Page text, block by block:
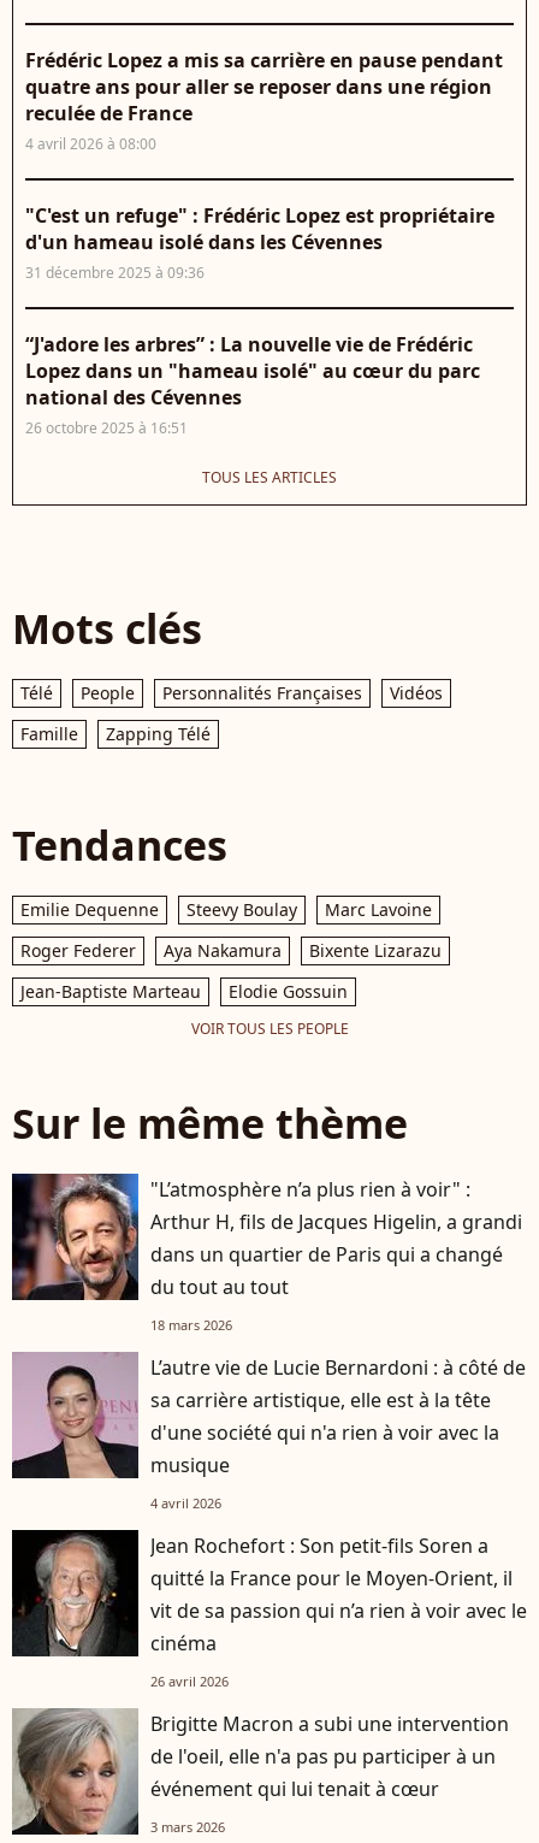
Frédéric Lopez a mis sa carrière en pause pendant
quatre ans pour aller se reposer dans une région
reculée de France
4 avril 2026 à 08:00
"C'est un refuge" : Frédéric Lopez est propriétaire
d'un hameau isolé dans les Cévennes
31 décembre 2025 à 09:36
“J'adore les arbres” : La nouvelle vie de Frédéric
Lopez dans un "hameau isolé" au cœur du parc
national des Cévennes
26 octobre 2025 à 16:51
TOUS LES ARTICLES
Mots clés
Télé People Personnalités Françaises
Vidéos
Famille
Zapping Télé
Tendances
Emilie Dequenne Steevy Boulay
Marc Lavoine
Roger Federer
Aya Nakamura
Bixente Lizarazu
Jean-Baptiste Marteau
Elodie Gossuin
VOIR TOUS LES PEOPLE
Sur le même thème
"L’atmosphère n’a plus rien à voir" :
Arthur H, fils de Jacques Higelin, a grandi
dans un quartier de Paris qui a changé
du tout au tout
18 mars 2026
L’autre vie de Lucie Bernardoni : à côté de
sa carrière artistique, elle est à la tête
d'une société qui n'a rien à voir avec la
musique
4 avril 2026
Jean Rochefort : Son petit-fils Soren a
quitté la France pour le Moyen-Orient, il
vit de sa passion qui n’a rien à voir avec le
cinéma
26 avril 2026
Brigitte Macron a subi une intervention
de l'oeil, elle n'a pas pu participer à un
événement qui lui tenait à cœur
3 mars 2026